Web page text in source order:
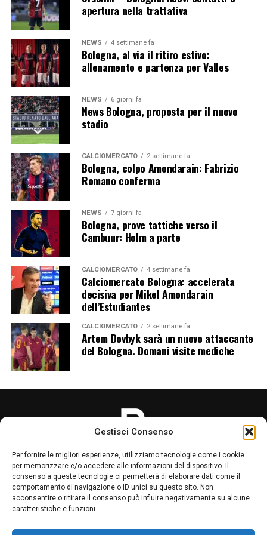
Gestisci Consenso
Per fornire le migliori esperienze, utilizziamo tecnologie come i cookie
per memorizzare e/o accedere alle informazioni del dispositivo. Il
consenso a queste tecnologie ci permetterà di elaborare dati come il
comportamento di navigazione o ID unici su questo sito. Non
acconsentire o ritirare il consenso può influire negativamente su alcune
caratteristiche e funzioni.
Professionalità, qualità del lavoro e radicamento nel
territorio bolognese sono gli elementi che hanno
permesso alle due realtà di rafforzare progressivamente
la propria collaborazione. L’ingresso di Impresa Edile
F.lli Iaria tra i Premium Partner conferma quindi la
bontà del percorso intrapreso e apre la strada a nuove
opportunità di sviluppo durante la stagione 2026/27.
Il Bologna rafforza la propria rete di
partner
La partnership con F.lli Iaria si inserisce nella strategia
commerciale del Bologna FC, orientata alla costruzione
di rapporti duraturi con aziende affidabili e vicine ai
valori del club.
Non si tratta soltanto di un accordo di visibilità. La
collaborazione mette infatti in relazione due realtà
profondamente legate alla città e interessate a crescere
attraverso un progetto condiviso.
Per Impresa Edile F.lli Iaria, diventare Premium Partner
rappresenta un importante riconoscimento del
percorso avviato nel 2024. Per il Bologna, invece, il
rinnovo permette di proseguire al fianco di un’azienda
campionato 2026/27 con una collaborazione ancora più
stretta. Un’intesa che unisce sport, territorio e
imprenditoria e che conferma il ruolo del Bologna FC
come punto di riferimento non soltanto per i tifosi, ma
anche per numerose realtà economiche della città e
della provincia.
apertura nella trattativa
NEWS 4 settimane fa
Bologna, al via il ritiro estivo:
allenamento e partenza per Valles
NEWS 6 giorni fa
News Bologna, proposta per il nuovo
stadio
CALCIOMERCATO 2 settimane fa
Bologna, colpo Amondarain: Fabrizio
Romano conferma
NEWS 7 giorni fa
Bologna, prove tattiche verso il
Cambuur: Holm a parte
CALCIOMERCATO 4 settimane fa
Calciomercato Bologna: accelerata
decisiva per Mikel Amondarain
dell’Estudiantes
CALCIOMERCATO 2 settimane fa
Artem Dovbyk sarà un nuovo attaccante
del Bologna. Domani visite mediche
LA REDAZIONE PRIVACY POLICY